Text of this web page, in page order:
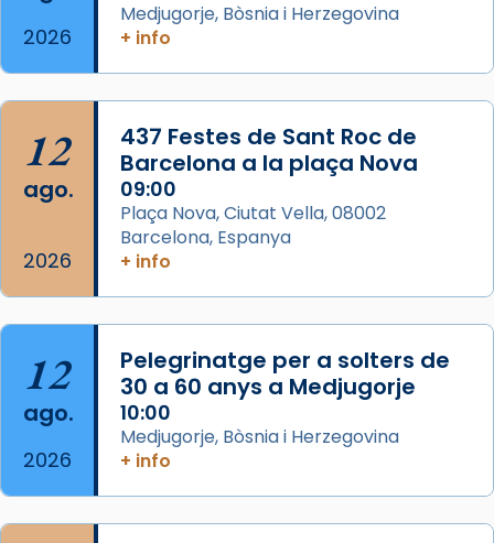
2 weeks ago
Acompanyant la història de sant Cugat, a
partir de l’Edat Mitjana sorgeix la tradició
que les santes Juliana (“relatiu a Júlia”) i
Semproniana (“relatiu a Semprònia =
eterna”) són deixebles seves. I l’any 1667, el
frare Joan Gaspar Roig, afirma en una obra
que les santes són filles de l’antiga Iluro.
Mataró en reivindicarà les relíq
Foto
View on Facebook ·
2026
Medjugorje, Bòsnia i Herzegovina
+ info
12
ago.
2026
437 Festes de Sant Roc de
Barcelona a la plaça Nova
09:00
Plaça Nova, Ciutat Vella, 08002
Barcelona, Espanya
+ info
12
ago.
2026
Pelegrinatge per a solters de
30 a 60 anys a Medjugorje
10:00
Medjugorje, Bòsnia i Herzegovina
+ info